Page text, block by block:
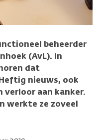
beheerder
(AvL). In
dat
nieuws, ook
verloor aan kanker.
werkte ze zoveel